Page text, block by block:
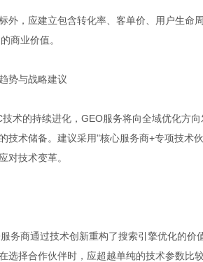
外，应建立包含转化率、客单价、用户生命
商业价值。
势与战略建议
技术的持续进化，GEO服务将向全域优化方
技术储备。建议采用"核心服务商+专项技术
对技术变革。
服务商通过技术创新重构了搜索引擎优化的
选择合作伙伴时，应超越单纯的技术参数比